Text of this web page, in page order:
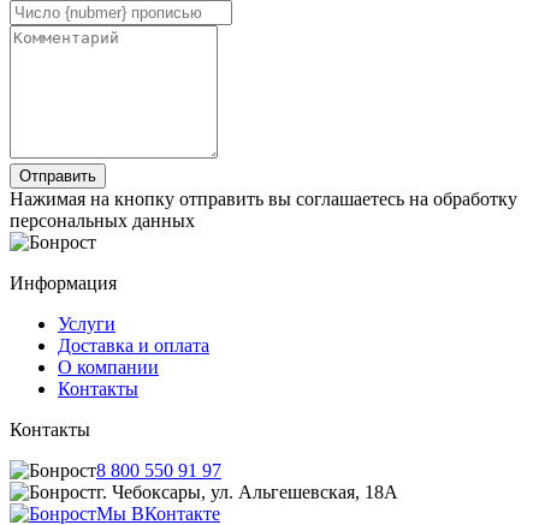
Нажимая на кнопку отправить вы соглашаетесь на обработку
персональных данных
Информация
Услуги
Доставка и оплата
О компании
Контакты
Контакты
8 800 550 91 97
г. Чебоксары, ул. Альгешевская, 18А
Мы ВКонтакте